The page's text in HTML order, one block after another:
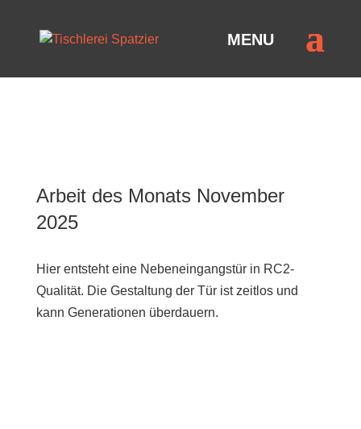
Arbeit des Monats November
2025
Hier entsteht eine Nebeneingangstür in RC2-
Qualität. Die Gestaltung der Tür ist zeitlos und
kann Generationen überdauern.